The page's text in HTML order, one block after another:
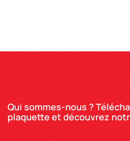
Qui sommes-nous ?
plaquette et découvrez